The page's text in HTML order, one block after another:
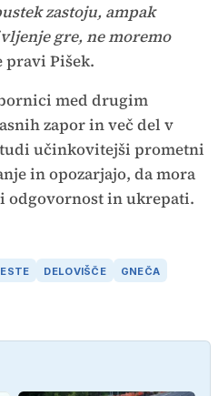
zastoju, ampak
gre, ne moremo
pravi Pišek.
med drugim
zapor in več del v
tudi učinkovitejši prometni
in opozarjajo, da mora
odgovornost in ukrepati.
DELOVIŠČE GNEČA